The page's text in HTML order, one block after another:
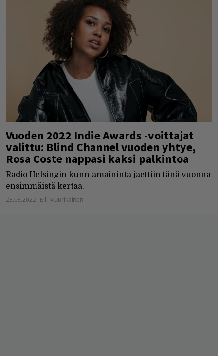
Vuoden 2022 Indie Awards -voittajat
valittu: Blind Channel vuoden yhtye,
Rosa Coste nappasi kaksi palkintoa
Radio Helsingin kunniamaininta jaettiin tänä vuonna
ensimmäistä kertaa.
23.03.2022 Elli Muurikainen